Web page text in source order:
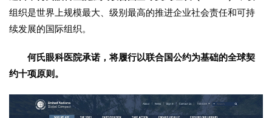
组织是世界上规模最大、级别最高的推进企业社会责任和可持
续发展的国际组织。
何氏眼科医院承诺，将履行以联合国公约为基础的全球契
约十项原则。